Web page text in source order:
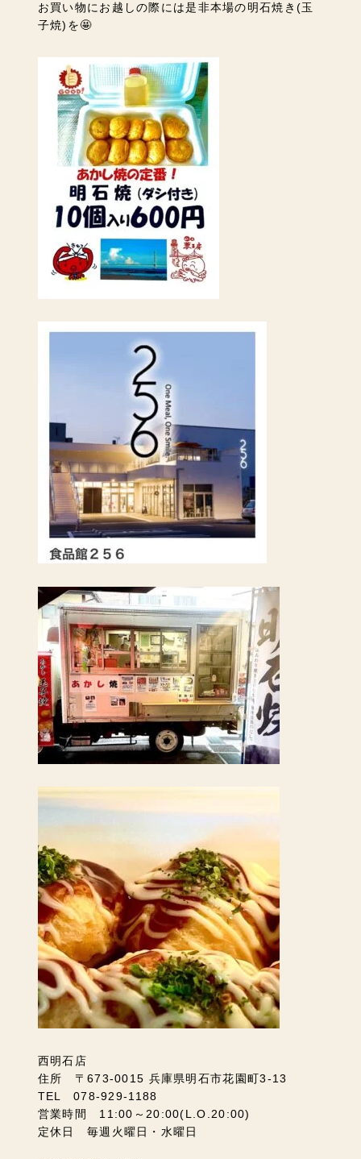
お買い物にお越しの際には是非本場の明石焼き(玉
子焼)を🤩
西明石店
住所 〒673-0015 兵庫県明石市花園町3-13
TEL 078-929-1188
営業時間 11:00～20:00(L.O.20:00)
定休日 毎週火曜日・水曜日